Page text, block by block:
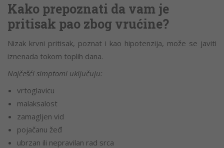
Kako prepoznati da vam je
pritisak pao zbog vrućine?
Nizak krvni pritisak, poznat i kao hipotenzija, može se javiti
iznenada tokom toplih dana.
Najčešći simptomi uključuju:
vrtoglavicu
malaksalost
zamagljen vid
pojačanu žeđ
ubrzan ili nepravilan rad srca